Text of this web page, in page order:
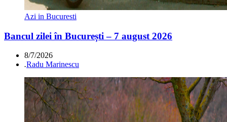
Azi in Bucuresti
Bancul zilei în București – 7 august 2026
8/7/2026
.Radu Marinescu